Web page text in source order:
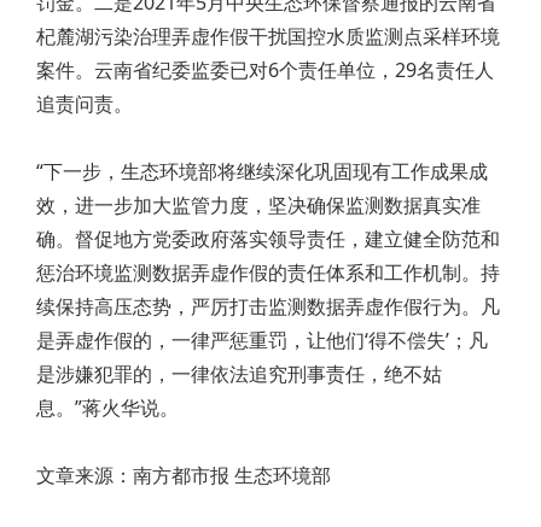
杞麓湖污染治理弄虚作假干扰国控水质监测点采样环境
案件。云南省纪委监委已对6个责任单位，29名责任人
追责问责。
“下一步，生态环境部将继续深化巩固现有工作成果成
效，进一步加大监管力度，坚决确保监测数据真实准
确。督促地方党委政府落实领导责任，建立健全防范和
惩治环境监测数据弄虚作假的责任体系和工作机制。持
续保持高压态势，严厉打击监测数据弄虚作假行为。凡
是弄虚作假的，一律严惩重罚，让他们‘得不偿失’；凡
是涉嫌犯罪的，一律依法追究刑事责任，绝不姑
息。”蒋火华说。
文章来源：南方都市报 生态环境部